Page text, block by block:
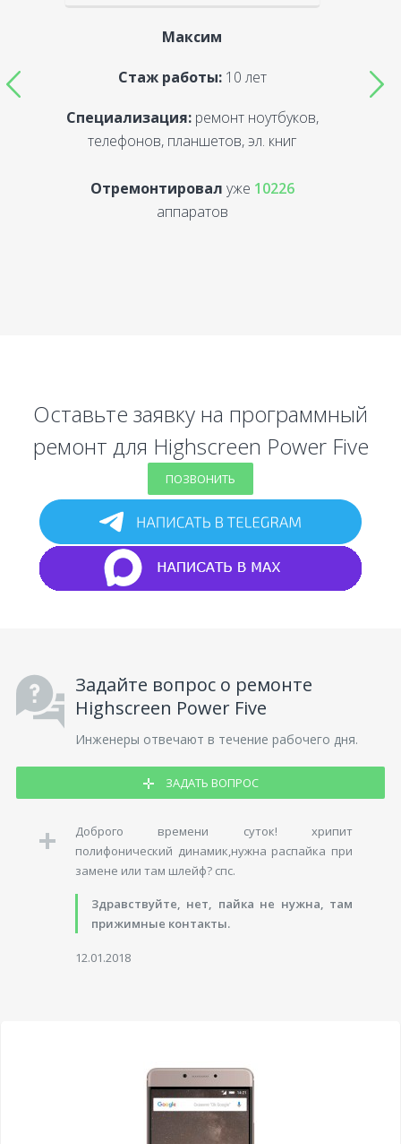
Максим
Стаж работы:10 лет
Специализация:ремонт ноутбуков,
телефонов, планшетов, эл. книг
Отремонтировал уже 10226
аппаратов
Оставьте заявку на программный
ремонт для Highscreen Power Five
ПОЗВОНИТЬ
Задайте вопрос о ремонте
Highscreen Power Five
Инженеры отвечают в течение рабочего дня.
ЗАДАТЬ ВОПРОС
Доброго времени суток! хрипит
полифонический динамик,нужна распайка при
замене или там шлейф? спс.
Здравствуйте, нет, пайка не нужна, там
прижимные контакты.
12.01.2018